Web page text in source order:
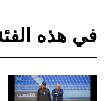
في هذه